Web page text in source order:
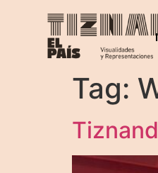
Tag: